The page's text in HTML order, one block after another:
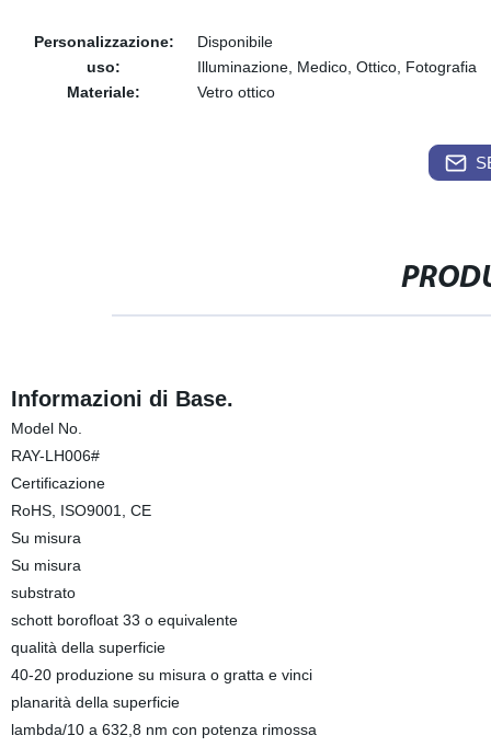
Personalizzazione:
Disponibile
uso:
Illuminazione, Medico, Ottico, Fotografia
Materiale:
Vetro ottico
Informazioni di Base.
Model No.
RAY-LH006#
Certificazione
RoHS, ISO9001, CE
Su misura
Su misura
substrato
schott borofloat 33 o equivalente
qualità della superficie
40-20 produzione su misura o gratta e vinci
planarità della superficie
lambda/10 a 632,8 nm con potenza rimossa